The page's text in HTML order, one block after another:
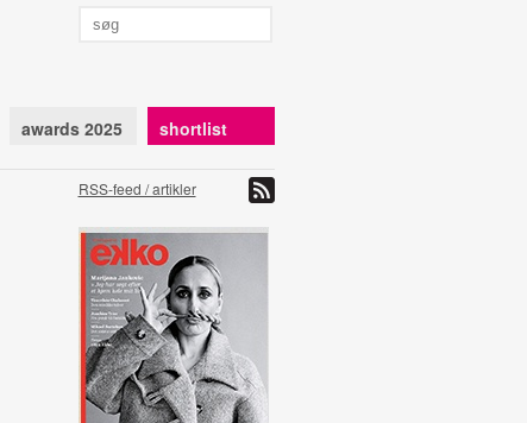
awards 2025 shortlist
RSS-feed / artikler